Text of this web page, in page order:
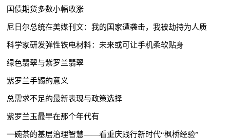
国债期货多数小幅收涨
尼日尔总统在美媒刊文：我的国家遭袭击，我被劫持为人质
科学家研发弹性铁电材料：未来或可让手机柔软贴身
绿色翡翠与紫罗兰翡翠
紫罗兰手镯的意义
总需求不足的最新表现与政策选择
紫罗兰玉最早在那个年代有
一碗茶的基层治理智慧——看重庆践行新时代“枫桥经验”